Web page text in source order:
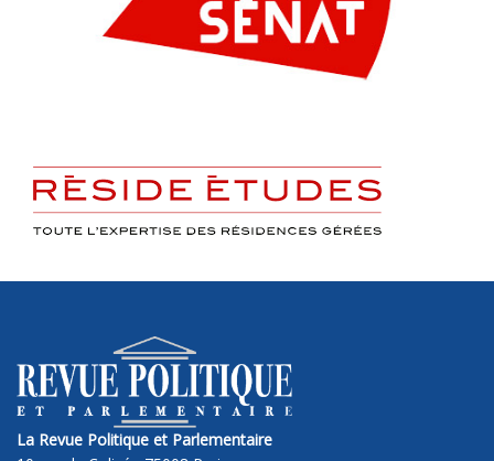
La Revue Politique et Parlementaire